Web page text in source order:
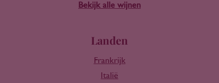
Bekijk alle wijnen
Landen
Frankrijk
Italië